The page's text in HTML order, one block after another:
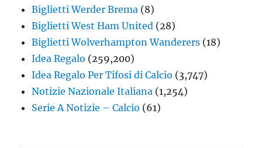
Biglietti Werder Brema (8)
Biglietti West Ham United (28)
Biglietti Wolverhampton Wanderers (18)
Idea Regalo (259,200)
Idea Regalo Per Tifosi di Calcio (3,747)
Notizie Nazionale Italiana (1,254)
Serie A Notizie – Calcio (61)